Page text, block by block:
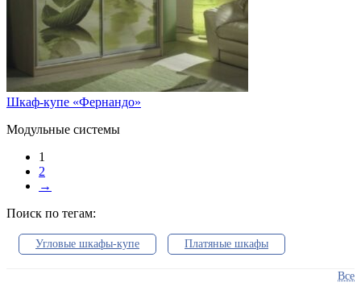
Шкаф-купе «Фернандо»
Модульные системы
1
2
→
Поиск по тегам:
Угловые шкафы-купе Платяные шкафы
Все